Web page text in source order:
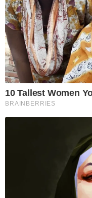
10 Tallest Women
BRAINBERRIES